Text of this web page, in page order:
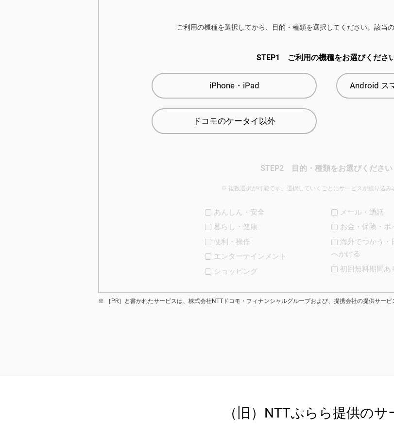
ご利用の機種を選択してから、目的・種類を選択してください。該当
STEP1 ご利用の機種をお選びくださ
iPhone・iPad Android ス
ドコモのケータイ以外
STEP2 目的・種類をお選びください
複数選択が可能です。選択していくごとにサービスが絞り込み
あんしん・安全
暮らし・健康
便利・操作
エンターテインメント
ショッピング
メール・通話
お金・保険・ポ
海外でつかう・
へかける
初回無料期間あ
［PR］と書かれたサービスは、株式会社NTTドコモ・フィナンシャルグループおよび、提携会社の提供サービ
（旧）NTTぷらら提供のサ